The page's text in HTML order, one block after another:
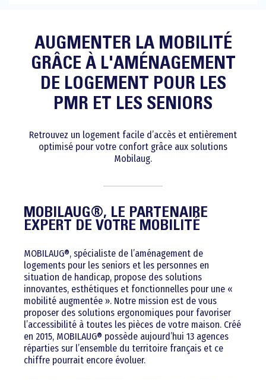
AUGMENTER LA MOBILITÉ
GRÂCE À L'AMÉNAGEMENT
DE LOGEMENT POUR LES
PMR ET LES SENIORS
Retrouvez un logement facile d’accès et entièrement
optimisé pour votre confort grâce aux solutions
Mobilaug.
MOBILAUG®, LE PARTENAIRE
EXPERT DE VOTRE MOBILITÉ
MOBILAUG®, spécialiste de l’aménagement de
logements pour les seniors et les personnes en
situation de handicap, propose des solutions
innovantes, esthétiques et fonctionnelles pour une «
mobilité augmentée ». Notre mission est de vous
proposer des solutions ergonomiques pour favoriser
l’accessibilité à toutes les pièces de votre maison. Créé
en 2015, MOBILAUG® possède aujourd’hui 13 agences
réparties sur l’ensemble du territoire français et ce
chiffre pourrait encore évoluer.